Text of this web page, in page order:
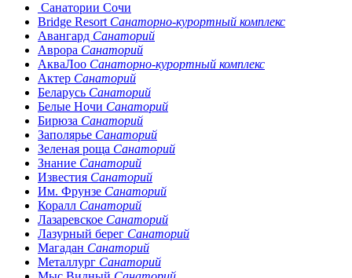
Санатории Сочи
Bridge Resort Санаторно-курортный комплекс
Авангард Санаторий
Аврора Санаторий
АкваЛоо Санаторно-курортный комплекс
Актер Санаторий
Беларусь Санаторий
Белые Ночи Санаторий
Бирюза Санаторий
Заполярье Санаторий
Зеленая роща Санаторий
Знание Санаторий
Известия Санаторий
Им. Фрунзе Санаторий
Коралл Санаторий
Лазаревское Санаторий
Лазурный берег Санаторий
Магадан Санаторий
Металлург Санаторий